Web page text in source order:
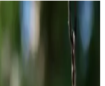
Fiyatlı ve
ekonomik ve sağlıklı
pratik çözümler